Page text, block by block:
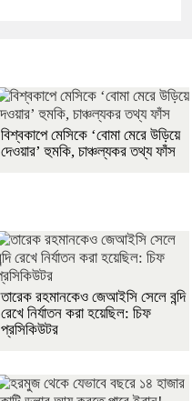
বিশ্বকাপে মেসিকে ‘বোমা মেরে উড়িয়ে
দেওয়ার’ হুমকি, চাঞ্চল্যকর তথ্য ফাঁস
তারেক রহমানকেও জেআইসি সেলে বন্দি
রেখে নির্যাতন করা হয়েছিল: চিফ
প্রসিকিউটর